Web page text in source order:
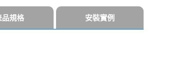
品規格 安裝實例